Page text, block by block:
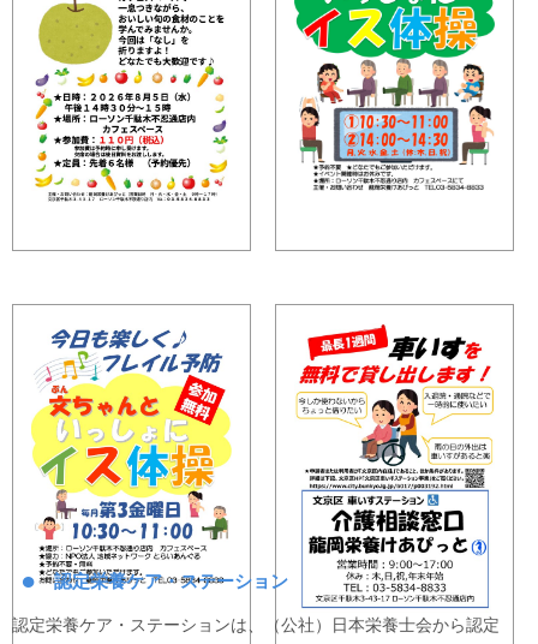
認定栄養ケア・ステーション
認定栄養ケア・ステーションは、（公社）日本栄養士会から認定